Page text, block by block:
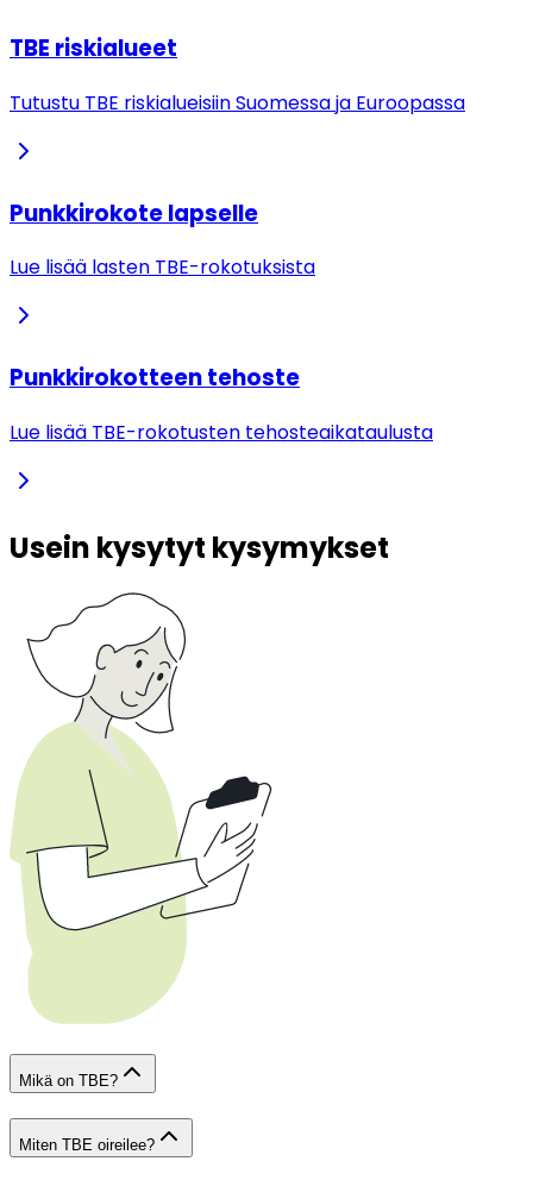
TBE riskialueet
Tutustu TBE riskialueisiin Suomessa ja Euroopassa
Punkkirokote lapselle
Lue lisää lasten TBE-rokotuksista
Punkkirokotteen tehoste
Lue lisää TBE-rokotusten tehosteaikataulusta
Usein kysytyt kysymykset
Mikä on TBE?
Miten TBE oireilee?